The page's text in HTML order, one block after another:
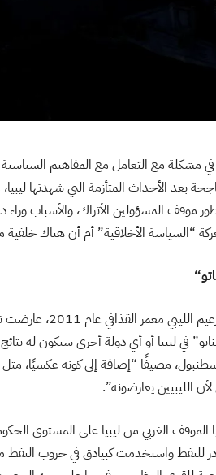
في مشكلة مع التعامل مع المفاهيم
بعد الأحداث المتأزمة التي شهدتها
موقف المسؤولين الأتراك، والأسباب وراء
“السياسة الأخلاقية” أم أن هناك خلفية
“
عارضت تركيا في البداية أي عملية عسكرية ضد ليبيا، و
في ليبيا أو أي دولة أخرى سيكون له
مضيفًا “إضافة إلى كونه عكسيًا،
الليبيين يعارضونه”.
الموقف الغربي من ليبيا على المستوى
للنفط واستخدمت كبيادق في حروب النفط